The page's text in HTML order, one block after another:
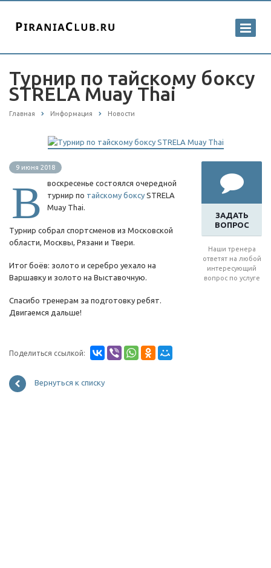
Турнир по тайскому боксу
STRELA Muay Thai
Главная Информация Новости
ЗАДАТЬ
ВОПРОС
Наши тренера
ответят на любой
интересующий
вопрос по услуге
9 июня 2018
В
воскресенье состоялся очередной
турнир по тайскому боксу STRELA
Muay Thai.
Турнир собрал спортсменов из Московской
области, Москвы, Рязани и Твери.
Итог боёв: золото и серебро уехало на
Варшавку и золото на Выставочную.
Спасибо тренерам за подготовку ребят.
Двигаемся дальше!
Поделиться ссылкой:
Вернуться к списку